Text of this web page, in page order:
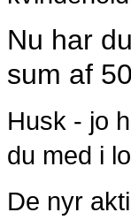
Nu har
sum af
Husk - jo
du med i
De nyr